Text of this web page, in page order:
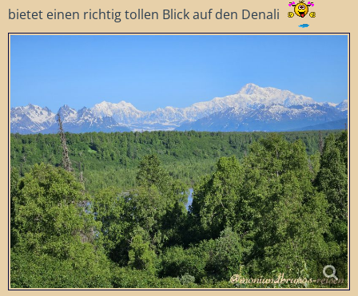
bietet einen richtig tollen Blick auf den Denali